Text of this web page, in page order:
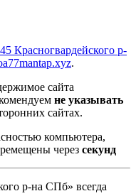
Красногвардейского р-
.
сайта
не указывать
сайтах.
компьютера,
через секунд
р-на СПб» всегда